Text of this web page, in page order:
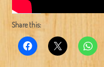
Share this: